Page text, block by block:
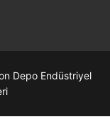
Depo Endüstriyel